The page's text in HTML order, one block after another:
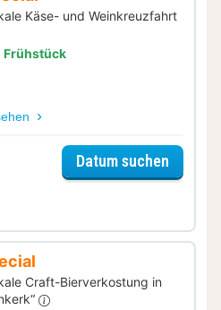
Käse- und Weinkreuzfahrt
Frühstück
Datum suchen
Craft-Bierverkostung in